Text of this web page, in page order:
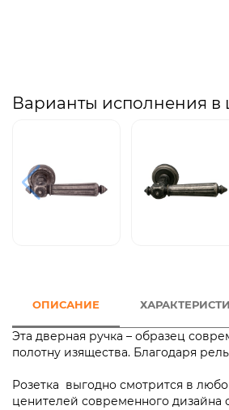
Варианты исполнения в
ОПИСАНИЕ
Эта дверная ручка – образец
полотну изящества. Благодаря
Розетка выгодно смотрится в
ценителей современного